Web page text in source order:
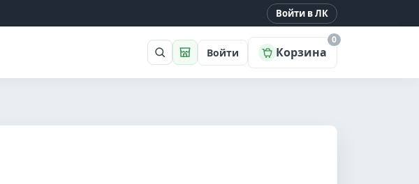
Войти в ЛК
ПоискМагазин
Войти Корзина
0